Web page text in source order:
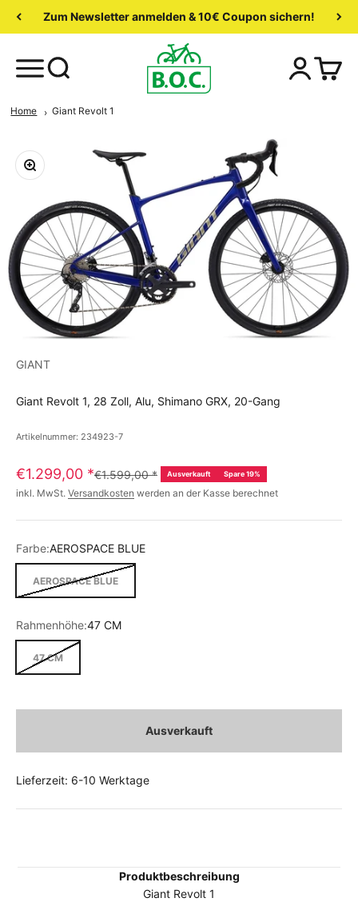
Zum Newsletter anmelden & 10€ Coupon sichern!
Home Giant Revolt 1
GIANT
Giant Revolt 1, 28 Zoll, Alu, Shimano GRX, 20-Gang
Artikelnummer: 234923-7
€1.299,00 *€1.599,00* Ausverkauft Spare 19%
inkl. MwSt. Versandkosten werden an der Kasse berechnet
Farbe:AEROSPACE BLUE
AEROSPACE BLUE
Rahmenhöhe:47 CM
47 CM
Ausverkauft
Lieferzeit: 6-10 Werktage
Produktbeschreibung
Giant Revolt 1